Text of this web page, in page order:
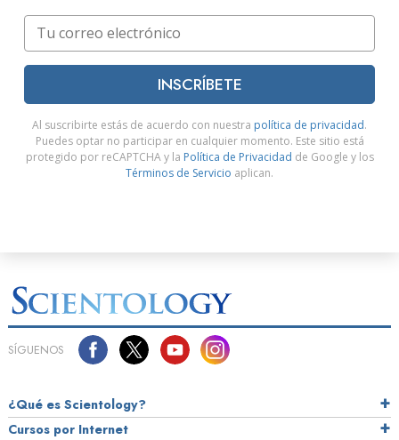
INSCRÍBETE
Al suscribirte estás de acuerdo con nuestra política de privacidad.
Puedes optar no participar en cualquier momento. Este sitio está
protegido por reCAPTCHA y la Política de Privacidad de Google y los
Términos de Servicio aplican.
SÍGUENOS
¿Qué es Scientology?
Cursos por Internet